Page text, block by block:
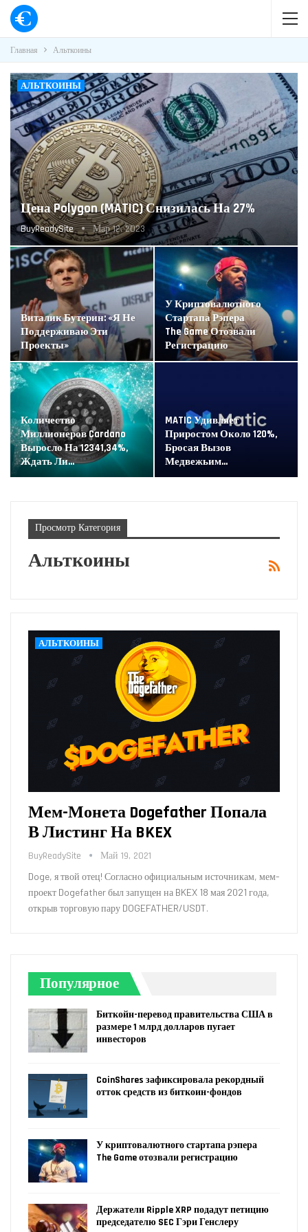
Главная Альткоины
АЛЬТКОИНЫ
Цена Polygon (MATIC) Снизилась На 27%
BuyReadySite Мар 12, 2023
Виталик Бутерин: «Я Не
Поддерживаю Эти
Проекты»
У Криптовалютного
Стартапа Рэпера
The Game Отозвали
Регистрацию
Количество
Миллионеров Cardano
Выросло На 12341,34%,
Ждать Ли…
MATIC Удивляет
Приростом Около 120%,
Бросая Вызов
Медвежьим…
Просмотр Категория
Альткоины
АЛЬТКОИНЫ
Мем-Монета Dogefather Попала
В Листинг На BKEX
BuyReadySite Май 19, 2021
Doge, я твой отец! Согласно официальным источникам, мем-
проект Dogefather был запущен на BKEX 18 мая 2021 года,
открыв торговую пару DOGEFATHER/USDT.
Популярное
Биткойн-перевод правительства США в
размере 1 млрд долларов пугает
инвесторов
CoinShares зафиксировала рекордный
отток средств из биткоин-фондов
У криптовалютного стартапа рэпера
The Game отозвали регистрацию
Держатели Ripple XRP подадут петицию
председателю SEC Гэри Генслеру